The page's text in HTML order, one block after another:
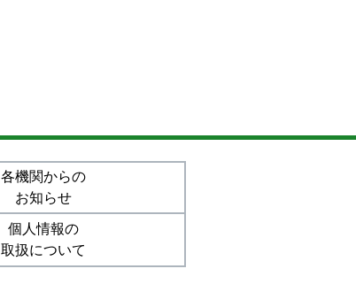
各機関からの
お知らせ
個人情報の
取扱について